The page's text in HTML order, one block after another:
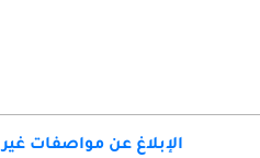
الإبلاغ عن مواصفات